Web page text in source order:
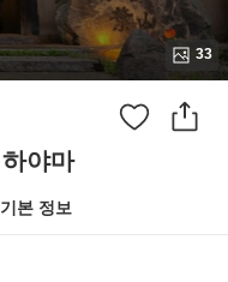
33
야마
기본 정보